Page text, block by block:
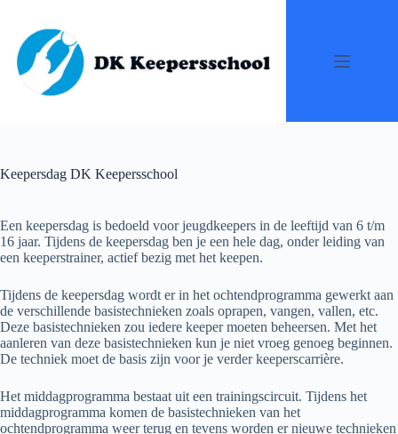
inhoud
Keepersdag DK Keepersschool
Een keepersdag is bedoeld voor jeugdkeepers in de leeftijd van 6 t/m
16 jaar. Tijdens de keepersdag ben je een hele dag, onder leiding van
een keeperstrainer, actief bezig met het keepen.
Tijdens de keepersdag wordt er in het ochtendprogramma gewerkt aan
de verschillende basistechnieken zoals oprapen, vangen, vallen, etc.
Deze basistechnieken zou iedere keeper moeten beheersen. Met het
aanleren van deze basistechnieken kun je niet vroeg genoeg beginnen.
De techniek moet de basis zijn voor je verder keeperscarrière.
Het middagprogramma bestaat uit een trainingscircuit. Tijdens het
middagprogramma komen de basistechnieken van het
ochtendprogramma weer terug en tevens worden er nieuwe technieken